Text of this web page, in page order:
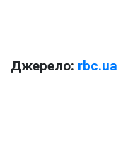
Джерело: rbc.ua